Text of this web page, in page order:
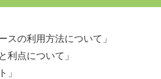
スの利用方法について」
利点について」
」